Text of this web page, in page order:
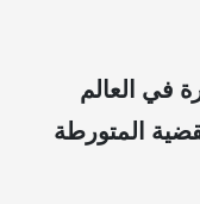
في العالم
القضية المتورطة